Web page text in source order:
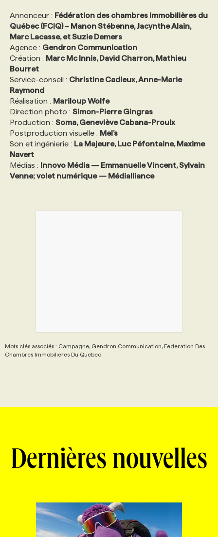
Annonceur : Fédération des chambres immobilières du
Québec (FCIQ) – Manon Stébenne, Jacynthe Alain,
Marc Lacasse, et Suzie Demers
Agence : Gendron Communication
Création : Marc Mc Innis, David Charron, Mathieu
Bourret
Service-conseil : Christine Cadieux, Anne-Marie
Raymond
Réalisation : Mariloup Wolfe
Direction photo : Simon-Pierre Gingras
Production : Soma, Geneviève Cabana-Proulx
Postproduction visuelle : Mel’s
Son et ingénierie : La Majeure, Luc Péfontaine, Maxime
Navert
Médias : Innovo Média — Emmanuelle Vincent, Sylvain
Venne; volet numérique — Médialliance
Mots clés associés : Campagne, Gendron Communication, Federation Des
Chambres Immobilieres Du Quebec
Dernières nouvelles